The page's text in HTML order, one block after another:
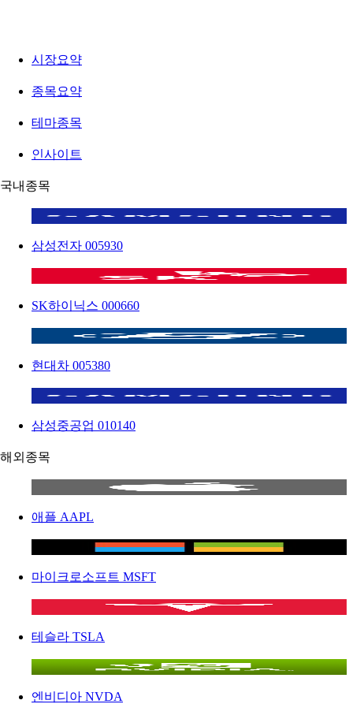
시장요약
종목요약
테마종목
인사이트
국내종목
삼성전자 005930
SK하이닉스 000660
현대차 005380
삼성중공업 010140
해외종목
애플 AAPL
마이크로소프트 MSFT
테슬라 TSLA
엔비디아 NVDA